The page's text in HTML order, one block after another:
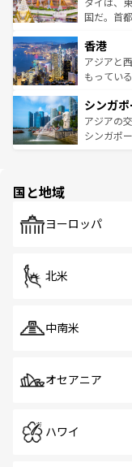
覧を参照
醸し出し
とつ。フ
ひ現地で
が旅行者
参照してほ
国だ。首
の活気が
帯で自然
いビーチ
激する。
が待って
た文化、
香港
アジアと
もってい
み、どこ
ており、
うな絶景
シンガ
アジアの
シンガポ
で、ホー
国と地域
ヨーロッパ
北米
中南米
オセアニア
ハワイ